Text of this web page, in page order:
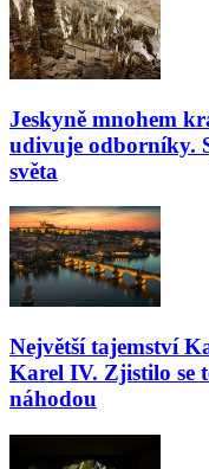
Jeskyně mnohem
udivuje odborníky.
světa
Největší tajemství
Karel IV. Zjistilo se
náhodou